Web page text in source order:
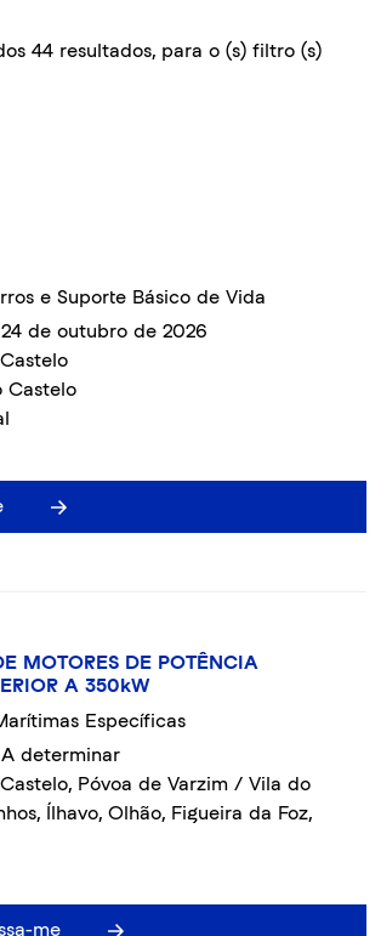
44 resultados, para o (s) filtro (s)
e Suporte Básico de Vida
de outubro de 2026
Castelo
MOTORES DE POTÊNCIA
A 350kW
Específicas
determinar
Póvoa de Varzim / Vila do
Ílhavo, Olhão, Figueira da Foz,
me